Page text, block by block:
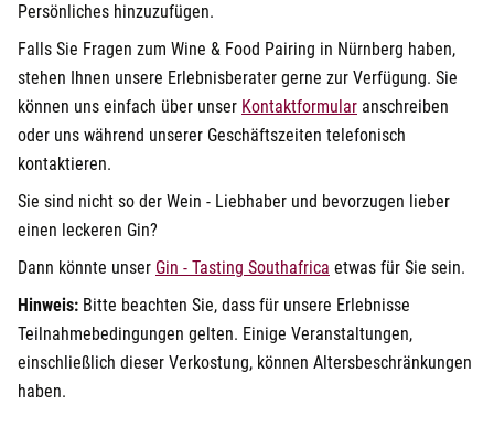
Persönliches hinzuzufügen.
Falls Sie Fragen zum Wine & Food Pairing in Nürnberg haben,
stehen Ihnen unsere Erlebnisberater gerne zur Verfügung. Sie
können uns einfach über unser Kontaktformularöffnet in neuem
anschreiben
oder uns während unserer Geschäftszeiten telefonisch
kontaktieren.
Sie sind nicht so der Wein - Liebhaber und bevorzugen lieber
einen leckeren Gin?
Dann könnte unser Gin - Tasting Southafrica etwas für Sie sein.
Hinweis: Bitte beachten Sie, dass für unsere Erlebnisse
Teilnahmebedingungen gelten. Einige Veranstaltungen,
einschließlich dieser Verkostung, können Altersbeschränkungen
haben.